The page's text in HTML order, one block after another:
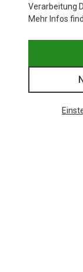
Verarbeitung
Mehr Infos